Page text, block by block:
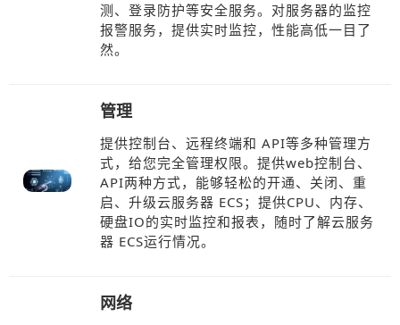
测、登录防护等安全服务。对服务器的监控
报警服务，提供实时监控，性能高低一目了
然。
管理
提供控制台、远程终端和 API等多种管理方
式，给您完全管理权限。提供web控制台、
API两种方式，能够轻松的开通、关闭、重
启、升级云服务器 ECS；提供CPU、内存、
硬盘IO的实时监控和报表，随时了解云服务
器 ECS运行情况。
网络